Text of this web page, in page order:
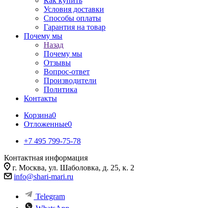
Условия доставки
Способы оплаты
Гарантия на товар
Почему мы
Назад
Почему мы
Отзывы
Вопрос-ответ
Производители
Политика
Контакты
Корзина0
Отложенные0
+7 495 799-75-78
Контактная информация
г. Москва, ул. Шаболовка, д. 25, к. 2
info@shari-mari.ru
Telegram